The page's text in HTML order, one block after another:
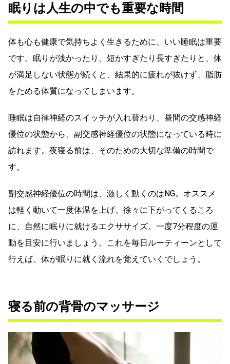
眠りは人生の中でも重要な時間
体も心も健康で気持ちよく生きるために、いい睡眠は重要
です。眠りが浅かったり、短かすぎたり長すぎたりと、体
が満足しない状態が続くと、結果的に疲れが抜けず、脂肪
をためる体質になってしまいます。
睡眠は自律神経のスイッチが入れ替わり、昼間の交感神経
優位の状態から、副交感神経優位の状態になっている時に
訪れます。夜寝る前は、そのための大切な準備の時間で
す。
副交感神経優位の時間は、激しく動くのはNG。オススメ
は軽く動いて一度体温を上げ、徐々に下がってくるころ
に、自然に眠りに就けるエクササイズ。一度7分程度の運
動を目安に行いましょう。これを毎日ルーティーンとして
行えば、体が眠りに就く流れを覚えていくでしょう。
寝る前の背骨のマッサージ